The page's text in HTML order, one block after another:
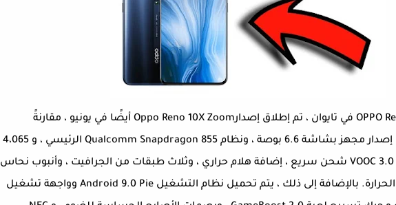
بعد إطلاق سلسلة OPPO Reno في تايوان ، تم إطلاق إصدارOppo Reno 10X Zoom أيضًا في يونيو ، مقارنةً
بالإصدار القياسي ، فإن إصدار مجهز بشاشة 6.6 بوصة ، ونظام Qualcomm Snapdragon 855 الرئيسي ، و 4،065
مللي أمبير في الساعة. VOOC 3.0 شحن سريع ، إضافة هلام حراري ، وثلاث طبقات من الجرافيت ، وأنبوب نحاس
سائل تبريد ثلاثي تبديد الحرارة. بالإضافة إلى ذلك ، يتم تحميل نظام التشغيل Android 9.0 Pie وواجهة تشغيل